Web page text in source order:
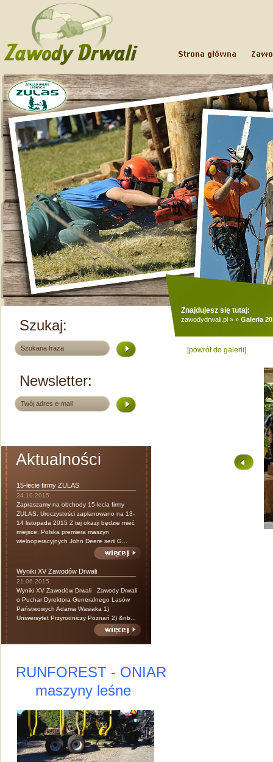
Szukaj:
Newsletter:
Aktualności
15-lecie firmy ZULAS
24.10.2015
Zapraszamy na obchody 15-lecia firmy
ZULAS. Uroczystości zaplanowano na 13-
14 listopada 2015 Z tej okazji będzie mieć
miejsce: Polska premiera maszyn
wielooperacyjnych John Deere serii G...
Wyniki XV Zawodów Drwali
21.06.2015
Wyniki XV Zawodów Drwali Zawody Drwali
o Puchar Dyrektora Generalnego Lasów
Państwowych Adama Wasiaka 1)
Uniwersytet Przyrodniczy Poznań 2) &nb...
RUNFOREST - ONIAR
maszyny leśne
Znajdujesz się tutaj:
zawodydrwali.pl » » Galeria
[powrót do galerii]